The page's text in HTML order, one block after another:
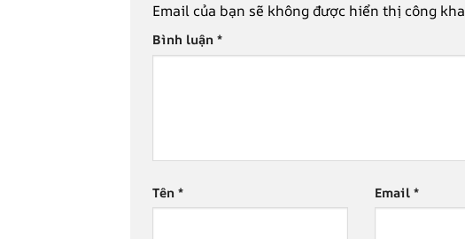
Email của bạn sẽ không được hiển thị công
Bình luận *
Tên * Email *